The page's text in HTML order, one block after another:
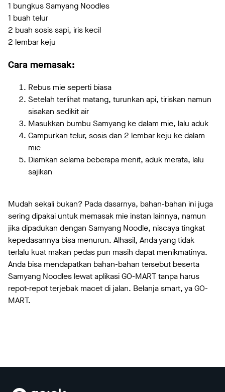
1 bungkus Samyang Noodles
1 buah telur
2 buah sosis sapi, iris kecil
2 lembar keju
Cara memasak:
Rebus mie seperti biasa
Setelah terlihat matang, turunkan api, tiriskan namun
sisakan sedikit air
Masukkan bumbu Samyang ke dalam mie, lalu aduk
Campurkan telur, sosis dan 2 lembar keju ke dalam
mie
Diamkan selama beberapa menit, aduk merata, lalu
sajikan
Mudah sekali bukan? Pada dasarnya, bahan-bahan ini juga
sering dipakai untuk memasak mie instan lainnya, namun
jika dipadukan dengan Samyang Noodle, niscaya tingkat
kepedasannya bisa menurun. Alhasil, Anda yang tidak
terlalu kuat makan pedas pun masih dapat menikmatinya.
Anda bisa mendapatkan bahan-bahan tersebut beserta
Samyang Noodles lewat aplikasi GO-MART tanpa harus
repot-repot terjebak macet di jalan. Belanja smart, ya GO-
MART.